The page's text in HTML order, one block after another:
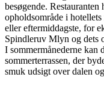
besøgende.
opholdsområde i
eller eftermiddagste, for
Spindleruv Mlyn og dets
I sommermånederne kan
sommerterrassen, der
smuk udsigt over dalen